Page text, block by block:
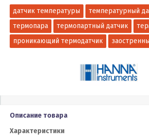
датчик температуры
температурный
термопара
термопартный датчик
проникающий термодатчик
Описание товара
Характеристики